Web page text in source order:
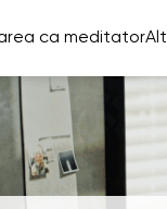
ca meditator